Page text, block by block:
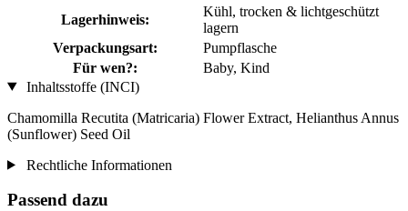
Lagerhinweis:
Kühl, trocken & lichtgeschützt
lagern
Verpackungsart:
Pumpflasche
Für wen?:
Baby, Kind
Inhaltsstoffe (INCI)
Chamomilla Recutita (Matricaria) Flower Extract, Helianthus Annus
(Sunflower) Seed Oil
Rechtliche Informationen
Passend dazu